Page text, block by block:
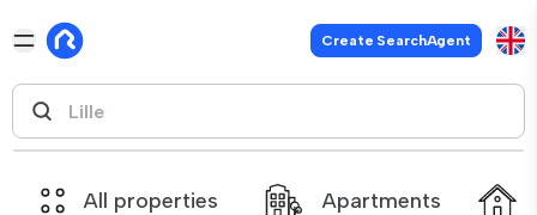
Create SearchAgent
All properties Apartments